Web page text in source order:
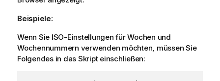
Beispiele:
Wenn Sie ISO-Einstellungen für Wochen und
Wochennummern verwenden möchten, müssen Sie
Folgendes in das Skript einschließen: